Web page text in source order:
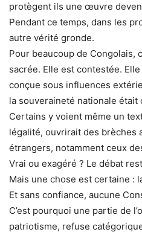
protègent ils une œuvre
Pendant ce temps, dans les
autre vérité gronde.
Pour beaucoup de Congolais,
sacrée. Elle est contestée.
conçue sous influences
la souveraineté nationale était
Certains y voient même un
légalité, ouvrirait des brèches
étrangers, notamment ceux
Vrai ou exagéré ? Le débat
Mais une chose est certaine :
Et sans confiance, aucune
C’est pourquoi une partie de
patriotisme, refuse